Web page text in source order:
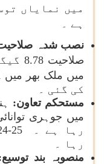
میں نمایاں
ہے ۔
نصب شدہ
صلاحیت 8.78 گیگاواٹ (جی ڈبلیو) ہے
کی گئی ۔
مستحکم تعاون:
رہا ہے ۔
25
رہا ۔
منصوبہ بند